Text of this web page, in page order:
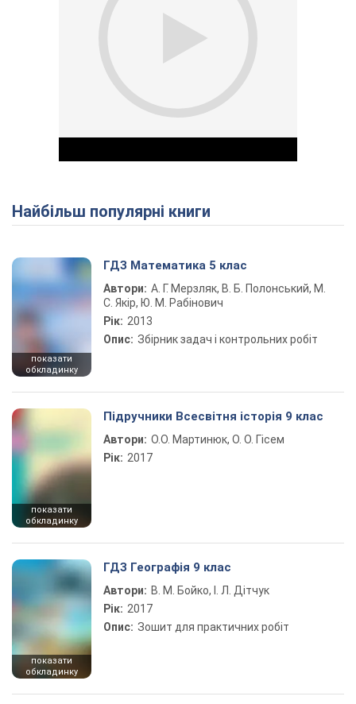
Play Video
Найбільш популярні книги
показати
обкладинку
ГДЗ Математика 5 клас
Автори: А. Г. Мерзляк, В. Б. Полонський, М.
С. Якір, Ю. М. Рабінович
Рік: 2013
Опис: Збірник задач і контрольних робіт
показати
обкладинку
Підручники Всесвітня історія 9 клас
Автори: О.О. Мартинюк, О. О. Гісем
Рік: 2017
показати
обкладинку
ГДЗ Географія 9 клас
Автори: В. М. Бойко, І. Л. Дітчук
Рік: 2017
Опис: Зошит для практичних робіт